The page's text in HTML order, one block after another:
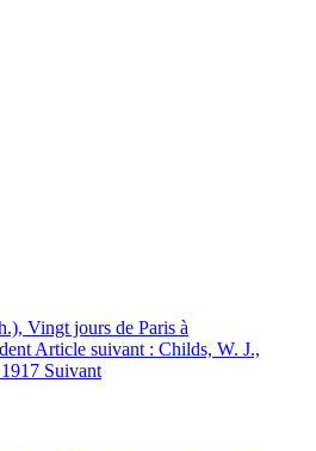
Vingt jours de Paris à
Article suivant : Childs, W. J.,
Suivant